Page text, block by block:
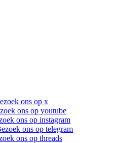
ons op x
ons op youtube
ons op instagram
ons op telegram
ons op threads